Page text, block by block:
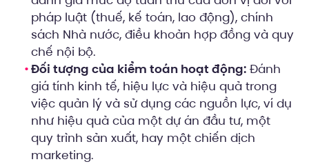
pháp luật (thuế, kế toán, lao động), chính
sách Nhà nước, điều khoản hợp đồng và quy
chế nội bộ.
Đối tượng của kiểm toán hoạt động: Đánh
giá tính kinh tế, hiệu lực và hiệu quả trong
việc quản lý và sử dụng các nguồn lực, ví dụ
như hiệu quả của một dự án đầu tư, một
quy trình sản xuất, hay một chiến dịch
marketing.